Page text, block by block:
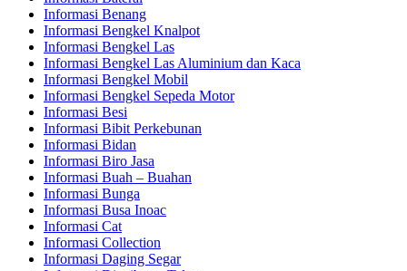
Informasi Benang
Informasi Bengkel Knalpot
Informasi Bengkel Las
Informasi Bengkel Las Aluminium dan Kaca
Informasi Bengkel Mobil
Informasi Bengkel Sepeda Motor
Informasi Besi
Informasi Bibit Perkebunan
Informasi Bidan
Informasi Biro Jasa
Informasi Buah – Buahan
Informasi Bunga
Informasi Busa Inoac
Informasi Cat
Informasi Collection
Informasi Daging Segar